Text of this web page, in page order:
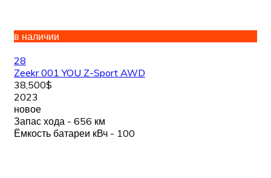
в наличии
28
Zeekr 001 YOU Z-Sport AWD
38,500$
2023
новое
Запас хода - 656 км
Ёмкость батареи кВч - 100